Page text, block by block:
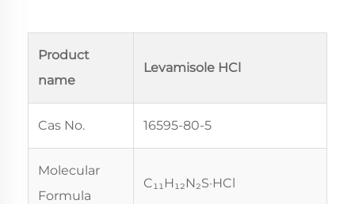
Product
name
Levamisole HCl
Cas No. 16595-80-5
Molecular
Formula
C₁₁H₁₂N₂S·HCl